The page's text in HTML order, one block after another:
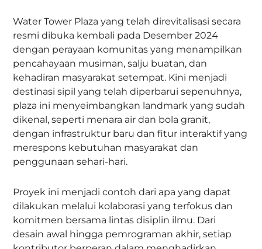
Water Tower Plaza yang telah direvitalisasi secara
resmi dibuka kembali pada Desember 2024
dengan perayaan komunitas yang menampilkan
pencahayaan musiman, salju buatan, dan
kehadiran masyarakat setempat. Kini menjadi
destinasi sipil yang telah diperbarui sepenuhnya,
plaza ini menyeimbangkan landmark yang sudah
dikenal, seperti menara air dan bola granit,
dengan infrastruktur baru dan fitur interaktif yang
merespons kebutuhan masyarakat dan
penggunaan sehari-hari.
Proyek ini menjadi contoh dari apa yang dapat
dilakukan melalui kolaborasi yang terfokus dan
komitmen bersama lintas disiplin ilmu. Dari
desain awal hingga pemrograman akhir, setiap